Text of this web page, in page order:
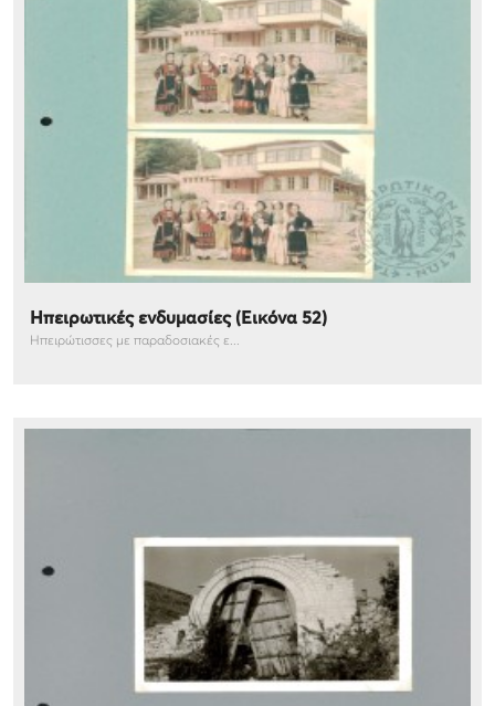
Ηπειρωτικές ενδυμασίες (Εικόνα 52)
Ηπειρώτισσες με παραδοσιακές ε...